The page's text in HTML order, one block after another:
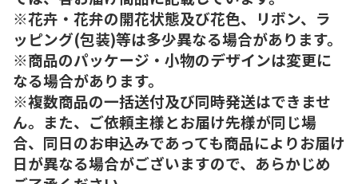
※花卉・花弁の開花状態及び花色、リボン、ラ
ッピング(包装)等は多少異なる場合があります。
※商品のパッケージ・小物のデザインは変更に
なる場合があります。
※複数商品の一括送付及び同時発送はできませ
ん。また、ご依頼主様とお届け先様が同じ場
合、同日のお申込みであっても商品によりお届け
日が異なる場合がございますので、あらかじめ